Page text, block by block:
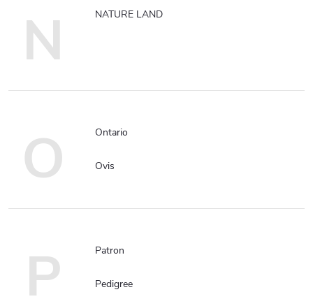
N NATURE LAND
O Ontario
Ovis
P Patron
Pedigree